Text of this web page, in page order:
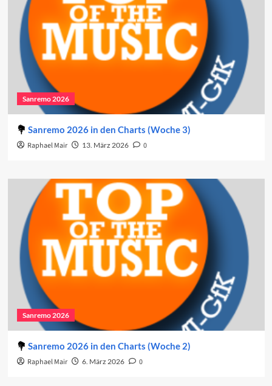
Sanremo 2026
Sanremo 2026 in den Charts (Woche 3)
Raphael Mair 13. März 2026 0
Sanremo 2026
Sanremo 2026 in den Charts (Woche 2)
Raphael Mair 6. März 2026 0